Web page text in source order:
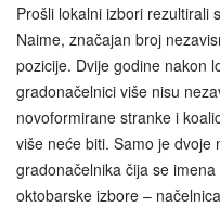
Prošli lokalni izbori rezultirali
Naime, značajan broj
pozicije. Dvije godine nakon
gradonačelnici više nisu
novoformirane stranke i
više neće biti. Samo je dvoje
gradonačelnika čija se
oktobarske izbore –